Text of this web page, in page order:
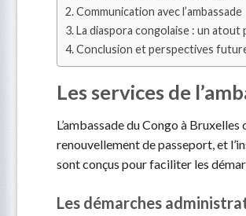
Communication avec l’ambassade
La diaspora congolaise : un
Conclusion et perspectives
Les services de
L’ambassade du Congo à
renouvellement de passeport, et
sont conçus pour faciliter les
Les démarches